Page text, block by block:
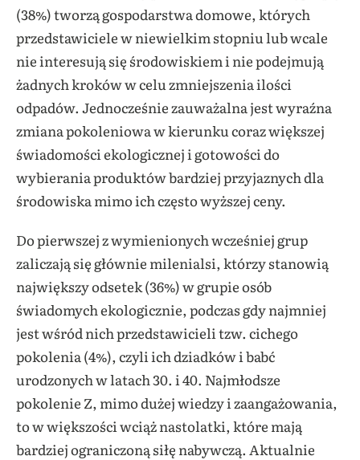
(38%) tworzą gospodarstwa domowe, których
przedstawiciele w niewielkim stopniu lub wcale
nie interesują się środowiskiem i nie podejmują
żadnych kroków w celu zmniejszenia ilości
odpadów. Jednocześnie zauważalna jest wyraźna
zmiana pokoleniowa w kierunku coraz większej
świadomości ekologicznej i gotowości do
wybierania produktów bardziej przyjaznych dla
środowiska mimo ich często wyższej ceny.
Do pierwszej z wymienionych wcześniej grup
zaliczają się głównie milenialsi, którzy stanowią
największy odsetek (36%) w grupie osób
świadomych ekologicznie, podczas gdy najmniej
jest wśród nich przedstawicieli tzw. cichego
pokolenia (4%), czyli ich dziadków i babć
urodzonych w latach 30. i 40. Najmłodsze
pokolenie Z, mimo dużej wiedzy i zaangażowania,
to w większości wciąż nastolatki, które mają
bardziej ograniczoną siłę nabywczą. Aktualnie